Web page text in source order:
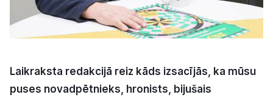
Pasākumi
Laikraksta redakcijā reiz kāds izsacījās, ka mūsu
puses novadpētnieks, hronists, bijušais